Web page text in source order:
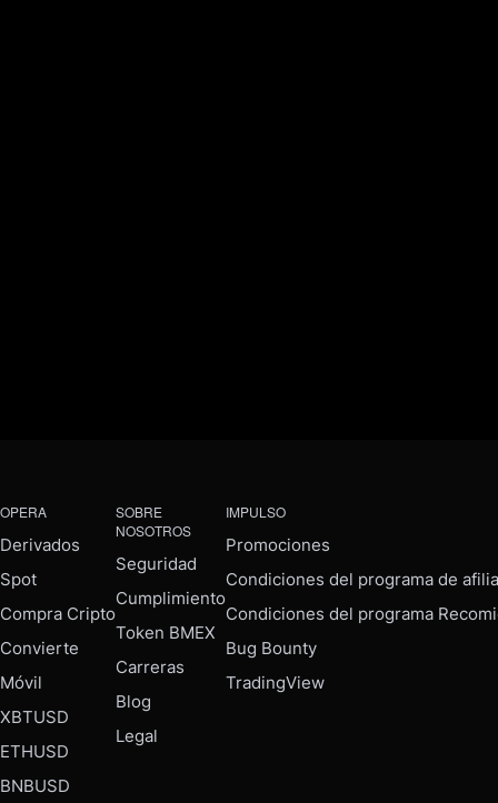
OPERA
Derivados
Spot
Compra Cripto
Convierte
Móvil
XBTUSD
ETHUSD
BNBUSD
SOBRE
NOSOTROS
Seguridad
Cumplimiento
Token BMEX
Carreras
Blog
Legal
IMPULSO
Promociones
Condiciones del programa de
Condiciones del programa
Bug Bounty
TradingView